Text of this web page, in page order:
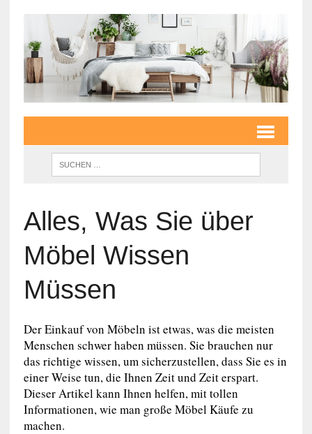
Alles, Was Sie über
Möbel Wissen
Müssen
Der Einkauf von Möbeln ist etwas, was die meisten
Menschen schwer haben müssen. Sie brauchen nur
das richtige wissen, um sicherzustellen, dass Sie es in
einer Weise tun, die Ihnen Zeit und Zeit erspart.
Dieser Artikel kann Ihnen helfen, mit tollen
Informationen, wie man große Möbel Käufe zu
machen.